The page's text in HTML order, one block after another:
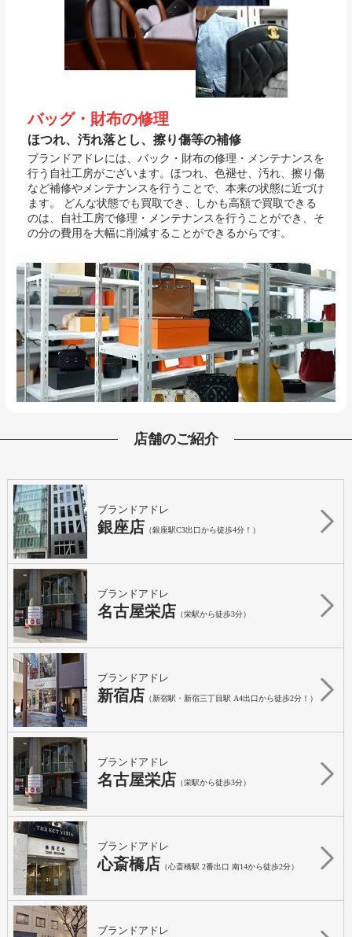
バッグ・財布の修理
ほつれ、汚れ落とし、擦り傷等の補修
ブランドアドレには、バック・財布の修理・メンテナンスを
行う自社工房がございます。ほつれ、色褪せ、汚れ、擦り傷
など補修やメンテナンスを行うことで、本来の状態に近づけ
ます。 どんな状態でも買取でき、しかも高額で買取できる
のは、自社工房で修理・メンテナンスを行うことができ、そ
の分の費用を大幅に削減することができるからです。
店舗のご紹介
ブランドアドレ
銀座店 （銀座駅C3出口から徒歩4分！）
ブランドアドレ
名古屋栄店 （栄駅から徒歩3分）
ブランドアドレ
新宿店 （新宿駅・新宿三丁目駅 A4出口から徒歩2分！）
ブランドアドレ
名古屋栄店 （栄駅から徒歩3分）
ブランドアドレ
心斎橋店 （心斎橋駅 2番出口 南14から徒歩2分）
ブランドアドレ